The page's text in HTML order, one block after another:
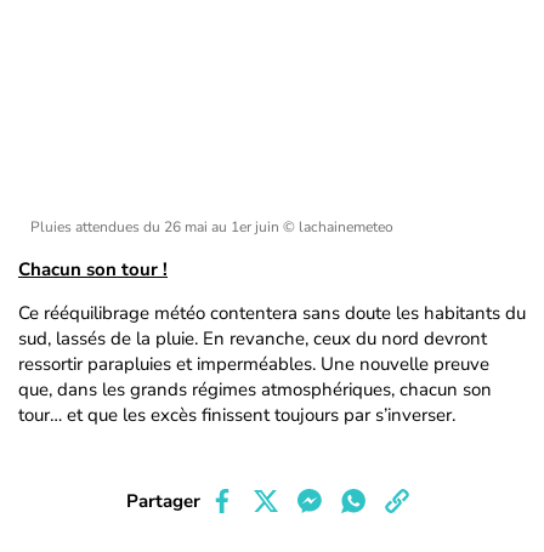
Pluies attendues du 26 mai au 1er juin © lachainemeteo
Chacun son tour !
Ce rééquilibrage météo contentera sans doute les habitants du
sud, lassés de la pluie. En revanche, ceux du nord devront
ressortir parapluies et imperméables. Une nouvelle preuve
que, dans les grands régimes atmosphériques, chacun son
tour… et que les excès finissent toujours par s’inverser.
Partager